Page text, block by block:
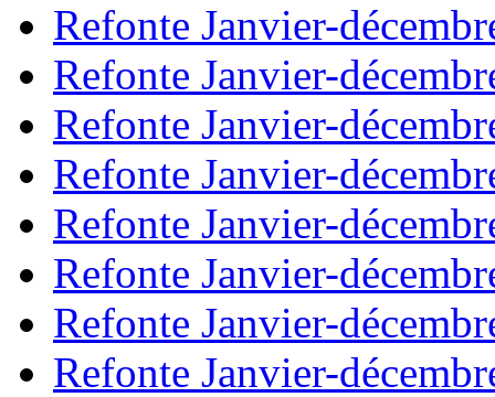
Refonte Janvier-
Refonte Janvier-
Refonte Janvier-
Refonte Janvier-
Refonte Janvier-
Refonte Janvier-
Refonte Janvier-
Refonte Janvier-